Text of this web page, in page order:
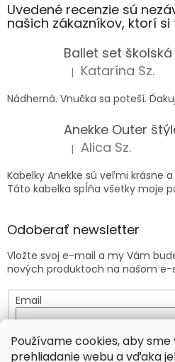
Používame cookies, aby
prehliadanie webu a vďaka
Uvedené recenzie sú
našich zákazníkov, ktorí
Hodnotenie produktu
| Katarína Sz.
Nádherná. Vnučka sa poteší.
Anekke Outer
Hodnotenie produktu
| Alica Sz.
Kabelky Anekke sú veľmi krásne
Táto kabelka spĺňa všetky moje
Odoberať newsletter
Vložte svoj e-mail a my Vám
nových produktoch na našom e-
Email
osobných údajov